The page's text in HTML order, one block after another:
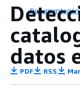
Documentación
datos
PDF RSS